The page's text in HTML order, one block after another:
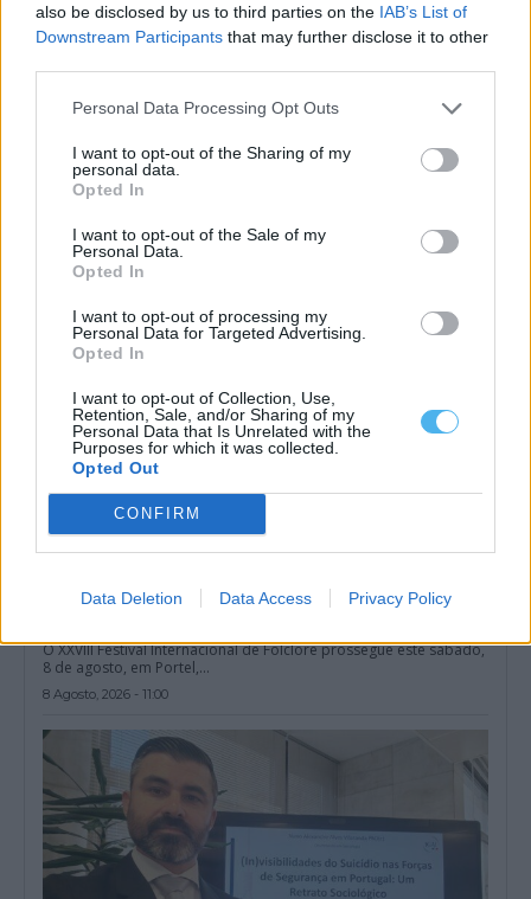
also be disclosed by us to third parties on the IAB’s List of
Downstream Participants that may further disclose it to other
Personal Data Processing Opt Outs
I want to opt-out of the Sharing of my
personal data.
Opted In
I want to opt-out of the Sale of my
Personal Data.
Opted In
I want to opt-out of processing my
Personal Data for Targeted Advertising.
Opted In
I want to opt-out of Collection, Use,
Retention, Sale, and/or Sharing of my
Personal Data that Is Unrelated with the
Purposes for which it was collected.
Opted Out
CONFIRM
Data Deletion Data Access Privacy Policy
Mora: Revestimento e pavimento estão a ser renovados no
Centro Cultural de Cabeção
alvo de...
8 Agosto, 2026 - 15:00
Festival Internacional de Folclore de Portel recebe Quénia,
O XXVIII Festival Internacional de Folclore prossegue este sábado,
8 de agosto, em Portel,...
8 Agosto, 2026 - 11:00